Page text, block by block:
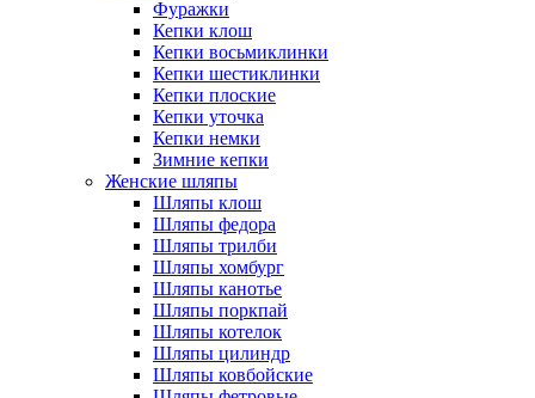
Фуражки
Кепки клош
Кепки восьмиклинки
Кепки шестиклинки
Кепки плоские
Кепки уточка
Кепки немки
Зимние кепки
Женские шляпы
Шляпы клош
Шляпы федора
Шляпы трилби
Шляпы хомбург
Шляпы канотье
Шляпы поркпай
Шляпы котелок
Шляпы цилиндр
Шляпы ковбойские